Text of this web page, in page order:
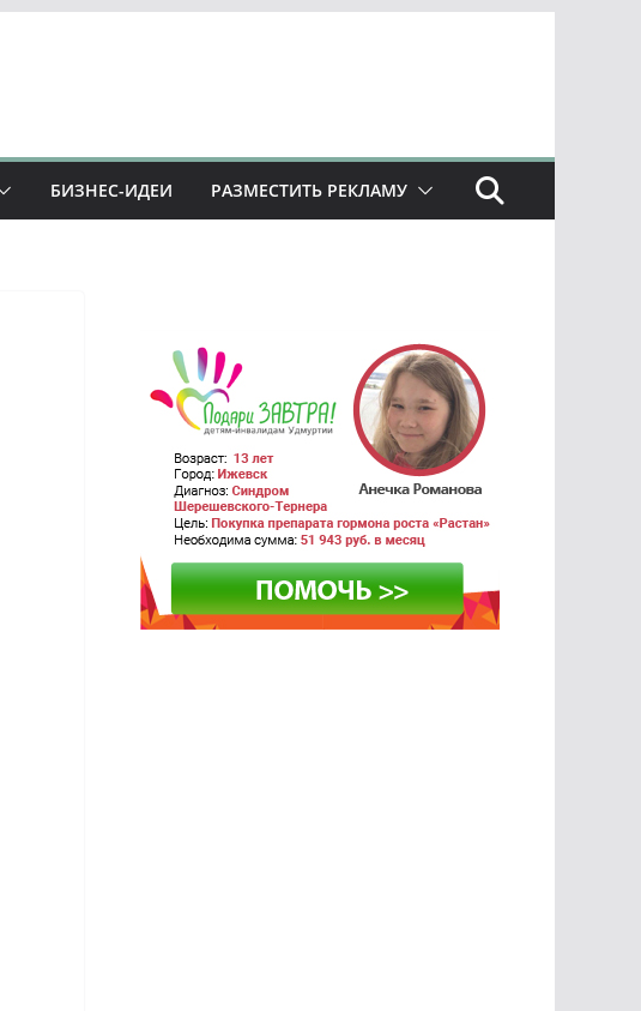
БИЗНЕС-ИДЕИ РАЗМЕСТИТЬ РЕКЛАМУ